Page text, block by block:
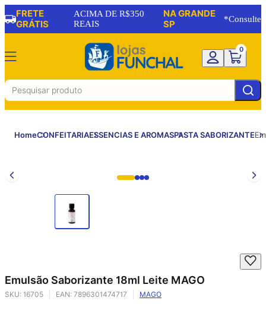
FRETE
GRÁTIS
ACIMA DE R$350
REAIS
NA GRANDE
SP
*Consulte
0
HomeCONFEITARIAESSENCIAS E AROMASPASTA SABORIZANTE
Emulsão Saborizante 18ml Leite MAGO
SKU: 16705 EAN: 7896301474717 MAGO